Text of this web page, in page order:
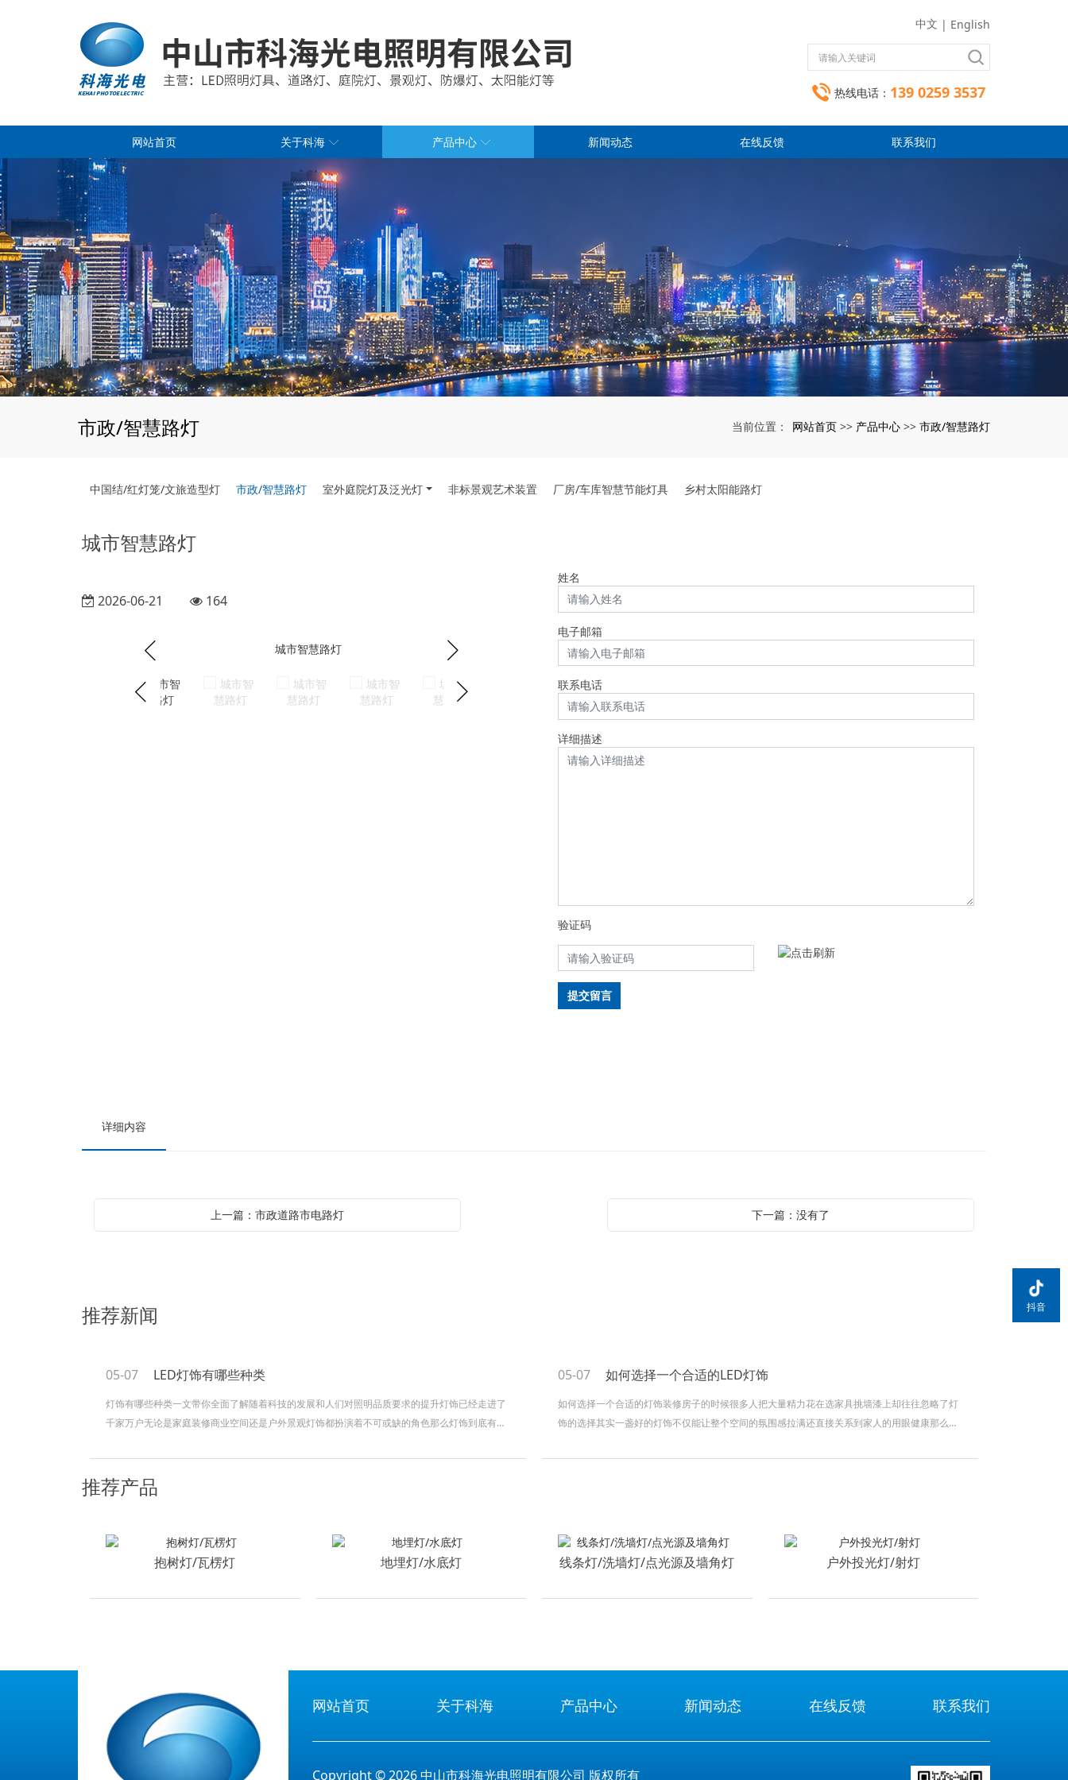
中文 | English
热线电话： 139 0259 3537
网站首页 关于科海 产品中心 新闻动态 在线反馈 联系我们
市政/智慧路灯 当前位置： 网站首页 >> 产品中心 >> 市政/智慧路灯
中国结/红灯笼/文旅造型灯 市政/智慧路灯 室外庭院灯及泛光灯 非标景观艺术装置 厂房/车库智慧节能灯具 乡村太阳能路灯
城市智慧路灯
2026-06-21 164
姓名
电子邮箱
联系电话
详细描述
验证码
提交留言
详细内容
上一篇：市政道路市电路灯 下一篇：没有了
推荐新闻
05-07 LED灯饰有哪些种类
灯饰有哪些种类一文带你全面了解随着科技的发展和人们对照明品质要求的提升灯饰已经走进了
千家万户无论是家庭装修商业空间还是户外景观灯饰都扮演着不可或缺的角色那么灯饰到底有哪
类型筒灯一般嵌入天花板光线柔和均匀适合用于客厅走廊等空间的基础照明射灯则具有更强的聚
光效果常用于重点照明比如照射挂画装饰品等很多消费者在选购时会优先
05-07 如何选择一个合适的LED灯饰
如何选择一个合适的灯饰装修房子的时候很多人把大量精力花在选家具挑墙漆上却往往忽略了灯
饰的选择其实一盏好的灯饰不仅能让整个空间的氛围感拉满还直接关系到家人的用眼健康那么到
饰的第一步不是看外观好不好看而是要想清楚这盏灯装在哪里客厅卧室厨房书房不同空间对灯光
推荐产品
抱树灯/瓦楞灯 地埋灯/水底灯 线条灯/洗墙灯/点光源及墙角灯 户外投光灯/射灯
网站首页 关于科海 产品中心 新闻动态 在线反馈 联系我们
Copyright © 2026 中山市科海光电照明有限公司 版权所有
抖音